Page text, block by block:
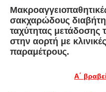
σακχαρώδους
ταχύτητας μετάδοσης
στην αορτή με
παραμέτρους.
Α΄